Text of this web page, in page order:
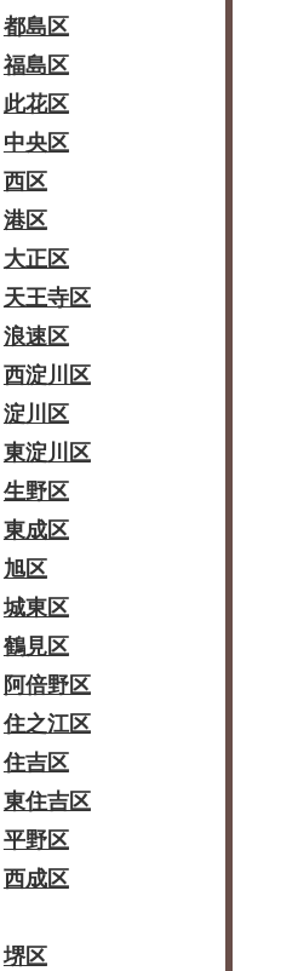
都島区
福島区
此花区
中央区
西区
港区
大正区
天王寺区
浪速区
西淀川区
淀川区
東淀川区
生野区
東成区
旭区
城東区
鶴見区
阿倍野区
住之江区
住吉区
東住吉区
平野区
西成区
堺区